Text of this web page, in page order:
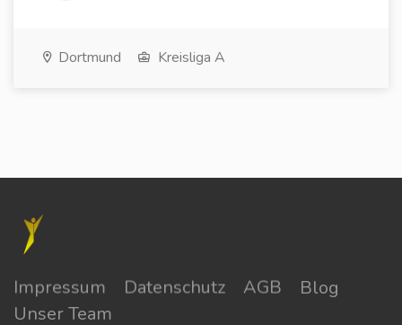
Dortmund Kreisliga A
Impressum Datenschutz AGB
Blog
Unser Team